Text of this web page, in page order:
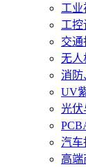
工业
工控
交通
无人
消防
UV
光伏
汽车
高端